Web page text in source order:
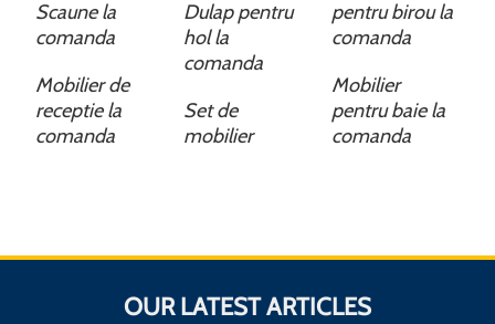
Scaune la
comanda
Mobilier de
receptie la
comanda
Dulap pentru
hol la
comanda
Set de
mobilier
pentru birou la
comanda
Mobilier
pentru baie la
comanda
OUR LATEST ARTICLES